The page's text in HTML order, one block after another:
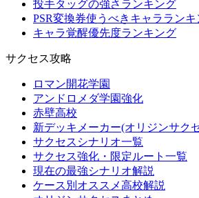
投手タッグの強さランキング
PSR変換券使うべきキャラランキ
キャラ覚醒優先度ランキング
サクセス攻略
ロマン開花学園
アンドロメダ学園強化
赤壁高校
新デッキメーカー(オリジンサク
サクセスシナリオ一覧
サクセス強化・限定ルート一覧
現在の最強シナリオ解説
ケース別オススメ高校解説